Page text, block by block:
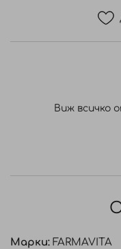
Виж всичко
Марки: FARMAVITA